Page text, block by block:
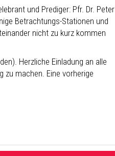
und Prediger: Pfr. Dr. Peter
Betrachtungs-Stationen und
nicht zu kurz kommen
Herzliche Einladung an alle
zu machen. Eine vorherige